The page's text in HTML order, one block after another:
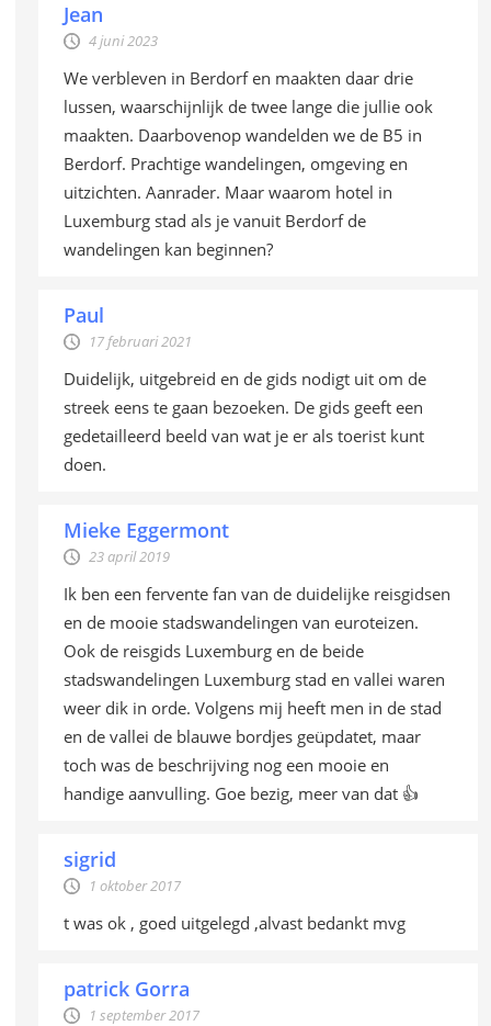
Jean
4 juni 2023
We verbleven in Berdorf en maakten daar drie
lussen, waarschijnlijk de twee lange die jullie ook
maakten. Daarbovenop wandelden we de B5 in
Berdorf. Prachtige wandelingen, omgeving en
uitzichten. Aanrader. Maar waarom hotel in
Luxemburg stad als je vanuit Berdorf de
wandelingen kan beginnen?
Paul
17 februari 2021
Duidelijk, uitgebreid en de gids nodigt uit om de
streek eens te gaan bezoeken. De gids geeft een
gedetailleerd beeld van wat je er als toerist kunt
doen.
Mieke Eggermont
23 april 2019
Ik ben een fervente fan van de duidelijke reisgidsen
en de mooie stadswandelingen van euroteizen.
Ook de reisgids Luxemburg en de beide
stadswandelingen Luxemburg stad en vallei waren
weer dik in orde. Volgens mij heeft men in de stad
en de vallei de blauwe bordjes geüpdatet, maar
toch was de beschrijving nog een mooie en
handige aanvulling. Goe bezig, meer van dat 👍
sigrid
1 oktober 2017
t was ok , goed uitgelegd ,alvast bedankt mvg
patrick Gorra
1 september 2017